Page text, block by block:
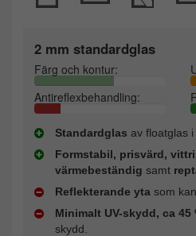
2 mm standardglas
Färg och kontur:
Antireflexbehandling:
Standardglas av floatglas
Formstabil, prisvärd,
värmebeständig samt
Reflekterande yta som
Minimalt UV-skydd, ca 45
skydd.